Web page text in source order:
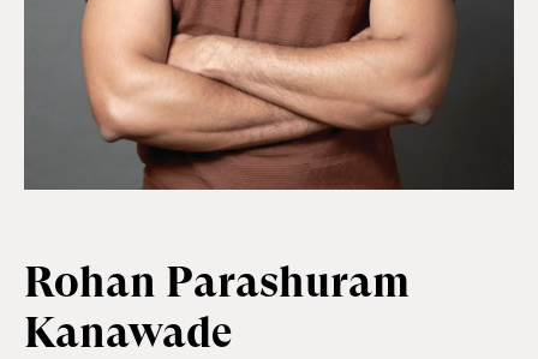
Hors-Festival
Infos pratiques
Scolaire
Rohan Parashuram
Kanawade